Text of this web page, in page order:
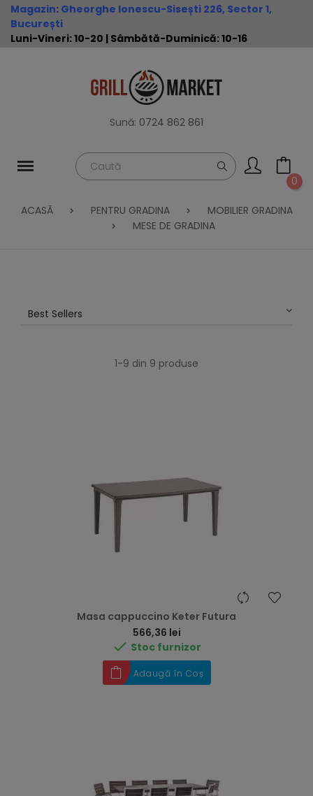
Magazin: Gheorghe Ionescu-Sisești 226, Sector 1,
București
Luni-Vineri: 10-20 | Sâmbătă-Duminică: 10-16
Sună: 0724 862 861
0
ACASĂ PENTRU GRADINA
MOBILIER GRADINA
MESE DE GRADINA
Best Sellers
1-9 din 9 produse
Masa cappuccino Keter Futura
566,36 lei
 Stoc furnizor
Adaugă în Coș